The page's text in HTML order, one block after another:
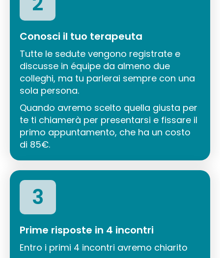
Conosci il tuo terapeuta
Tutte le sedute vengono registrate e
discusse in équipe da almeno due
colleghi, ma tu parlerai sempre con una
sola persona.
Quando avremo scelto quella giusta per
te ti chiamerà per presentarsi e fissare il
primo appuntamento, che ha un costo
di 85€.
3
Prime risposte in 4 incontri
Entro i primi 4 incontri avremo chiarito